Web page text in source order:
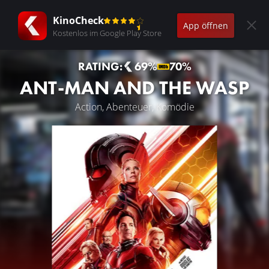
KinoCheck
Kostenlos im Google Play Store
App öffnen
RATING: 69% 70%
ANT-MAN AND THE WASP
Action, Abenteuer, Komödie